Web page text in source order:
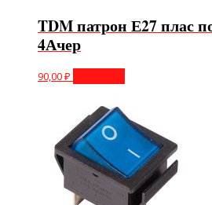
TDM патрон Е27 плас
4Ачер
90,00₽